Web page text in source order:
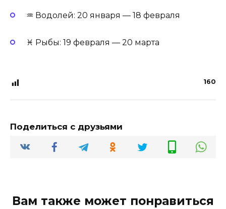
♒ Водолей: 20 января — 18 февраля
♓ Рыбы: 19 февраля — 20 марта
160
Поделиться с друзьями
Вам также может понравиться